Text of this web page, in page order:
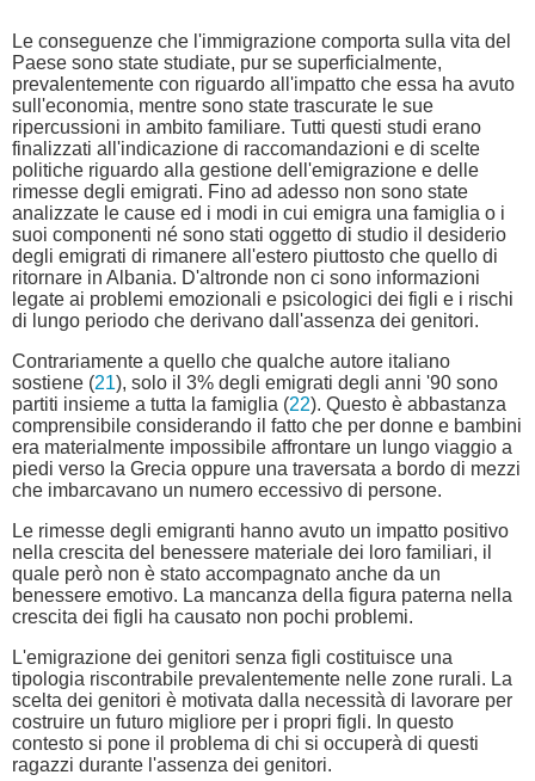
Le conseguenze che l'immigrazione comporta sulla vita del
Paese sono state studiate, pur se superficialmente,
prevalentemente con riguardo all'impatto che essa ha avuto
sull'economia, mentre sono state trascurate le sue
ripercussioni in ambito familiare. Tutti questi studi erano
finalizzati all'indicazione di raccomandazioni e di scelte
politiche riguardo alla gestione dell'emigrazione e delle
rimesse degli emigrati. Fino ad adesso non sono state
analizzate le cause ed i modi in cui emigra una famiglia o i
suoi componenti né sono stati oggetto di studio il desiderio
degli emigrati di rimanere all'estero piuttosto che quello di
ritornare in Albania. D'altronde non ci sono informazioni
legate ai problemi emozionali e psicologici dei figli e i rischi
di lungo periodo che derivano dall'assenza dei genitori.
Contrariamente a quello che qualche autore italiano
sostiene (21), solo il 3% degli emigrati degli anni '90 sono
partiti insieme a tutta la famiglia (22). Questo è abbastanza
comprensibile considerando il fatto che per donne e bambini
era materialmente impossibile affrontare un lungo viaggio a
piedi verso la Grecia oppure una traversata a bordo di mezzi
che imbarcavano un numero eccessivo di persone.
Le rimesse degli emigranti hanno avuto un impatto positivo
nella crescita del benessere materiale dei loro familiari, il
quale però non è stato accompagnato anche da un
benessere emotivo. La mancanza della figura paterna nella
crescita dei figli ha causato non pochi problemi.
L'emigrazione dei genitori senza figli costituisce una
tipologia riscontrabile prevalentemente nelle zone rurali. La
scelta dei genitori è motivata dalla necessità di lavorare per
costruire un futuro migliore per i propri figli. In questo
contesto si pone il problema di chi si occuperà di questi
ragazzi durante l'assenza dei genitori.